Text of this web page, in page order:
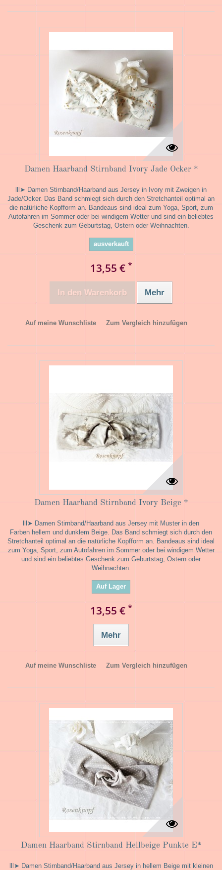
Damen Haarband Stirnband Ivory Jade Ocker *
lll➤ Damen Stirnband/Haarband aus Jersey in Ivory mit Zweigen in
Jade/Ocker. Das Band schmiegt sich durch den Stretchanteil optimal an
die natürliche Kopfform an. Bandeaus sind ideal zum Yoga, Sport, zum
Autofahren im Sommer oder bei windigem Wetter und sind ein beliebtes
Geschenk zum Geburtstag, Ostern oder Weihnachten.
ausverkauft
13,55 € *
In den Warenkorb Mehr
Auf meine Wunschliste Zum Vergleich hinzufügen
Damen Haarband Stirnband Ivory Beige *
lll➤ Damen Stirnband/Haarband aus Jersey mit Muster in den
Farben hellem und dunklem Beige. Das Band schmiegt sich durch den
Stretchanteil optimal an die natürliche Kopfform an. Bandeaus sind ideal
zum Yoga, Sport, zum Autofahren im Sommer oder bei windigem Wetter
und sind ein beliebtes Geschenk zum Geburtstag, Ostern oder
Weihnachten.
Auf Lager
13,55 € *
Mehr
Auf meine Wunschliste Zum Vergleich hinzufügen
Damen Haarband Stirnband Hellbeige Punkte E*
lll➤ Damen Stirnband/Haarband aus Jersey in hellem Beige mit kleinen